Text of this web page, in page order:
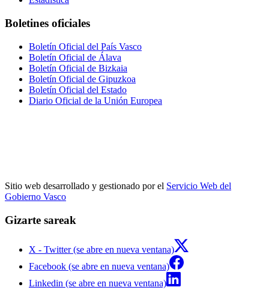
Boletines oficiales
Boletín Oficial del País Vasco
Boletín Oficial de Álava
Boletín Oficial de Bizkaia
Boletín Oficial de Gipuzkoa
Boletín Oficial del Estado
Diario Oficial de la Unión Europea
Sitio web desarrollado y gestionado por el Servicio Web del
Gobierno Vasco
Gizarte sareak
X - Twitter (se abre en nueva ventana)
Facebook (se abre en nueva ventana)
Linkedin (se abre en nueva ventana)